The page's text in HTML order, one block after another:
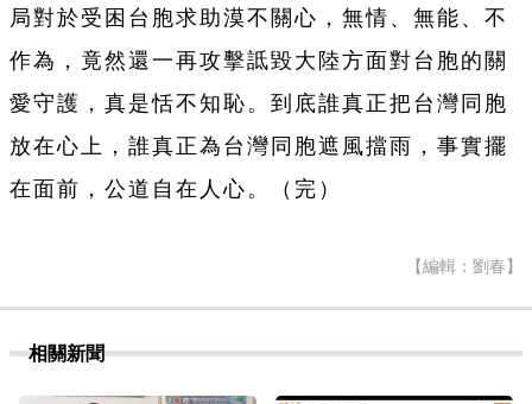
局對於受困台胞求助漠不關心，無情、無能、不
作為，竟然還一再攻擊詆毀大陸方面對台胞的關
愛守護，真是恬不知恥。到底誰真正把台灣同胞
放在心上，誰真正為台灣同胞遮風擋雨，事實擺
在面前，公道自在人心。（完）
【編輯：劉春】
相關新聞